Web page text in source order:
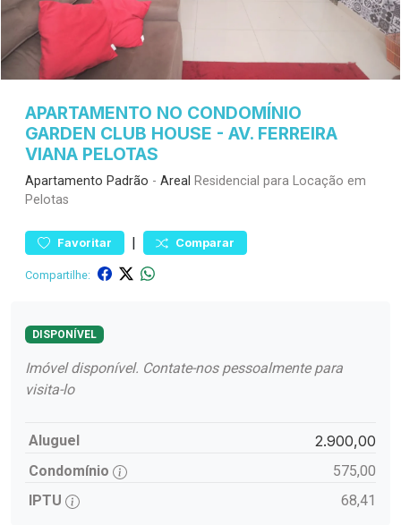
APARTAMENTO NO CONDOMÍNIO
GARDEN CLUB HOUSE - AV. FERREIRA
VIANA PELOTAS
Apartamento Padrão - Areal Residencial para Locação em
Pelotas
Favoritar | Comparar
Compartilhe:
DISPONÍVEL
Imóvel disponível. Contate-nos pessoalmente para
visita-lo
Aluguel 2.900,00
Condomínio
575,00
IPTU
68,41